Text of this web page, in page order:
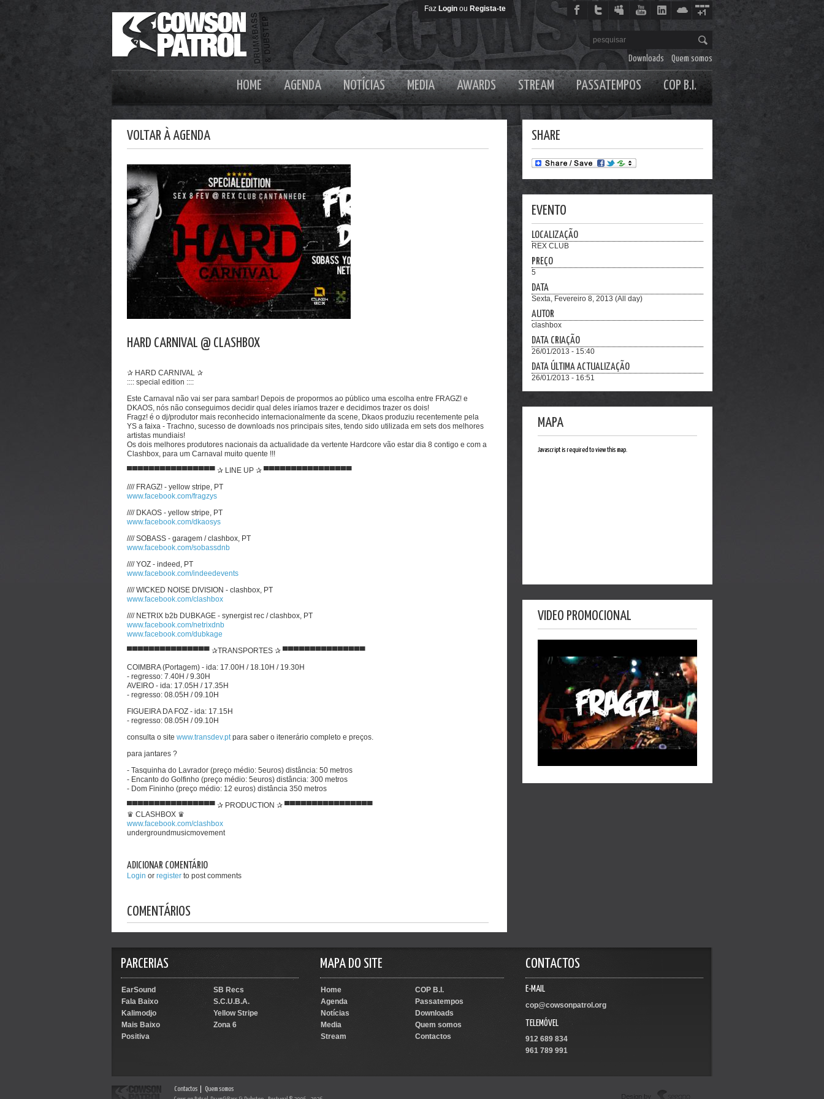
Faz Login ou Regista-te
Downloads Quem somos
HOME AGENDA NOTÍCIAS MEDIA AWARDS STREAM PASSATEMPOS COP B.I.
VOLTAR À AGENDA
HARD CARNIVAL @ CLASHBOX
✰ HARD CARNIVAL ✰
:::: special edition ::::
Este Carnaval não vai ser para sambar! Depois de propormos ao público uma escolha entre FRAGZ! e
DKAOS, nós não conseguimos decidir qual deles iríamos trazer e decidimos trazer os dois!
Fragz! é o dj/produtor mais reconhecido internacionalmente da scene, Dkaos produziu recentemente pela
YS a faixa - Trachno, sucesso de downloads nos principais sites, tendo sido utilizada em sets dos melhores
artistas mundiais!
Os dois melhores produtores nacionais da actualidade da vertente Hardcore vão estar dia 8 contigo e com a
Clashbox, para um Carnaval muito quente !!!
▀▀▀▀▀▀▀▀▀▀▀▀▀▀▀▀ ✰ LINE UP ✰ ▀▀▀▀▀▀▀▀▀▀▀▀▀▀▀▀
//// FRAGZ! - yellow stripe, PT
www.facebook.com/fragzys
//// DKAOS - yellow stripe, PT
www.facebook.com/dkaosys
//// SOBASS - garagem / clashbox, PT
www.facebook.com/sobassdnb
//// YOZ - indeed, PT
www.facebook.com/indeedevents
//// WICKED NOISE DIVISION - clashbox, PT
www.facebook.com/clashbox
//// NETRIX b2b DUBKAGE - synergist rec / clashbox, PT
www.facebook.com/netrixdnb
www.facebook.com/dubkage
▀▀▀▀▀▀▀▀▀▀▀▀▀▀▀ ✰TRANSPORTES ✰ ▀▀▀▀▀▀▀▀▀▀▀▀▀▀▀
COIMBRA (Portagem) - ida: 17.00H / 18.10H / 19.30H
- regresso: 7.40H / 9.30H
AVEIRO - ida: 17.05H / 17.35H
- regresso: 08.05H / 09.10H
FIGUEIRA DA FOZ - ida: 17.15H
- regresso: 08.05H / 09.10H
consulta o site www.transdev.pt para saber o itenerário completo e preços.
para jantares ?
- Tasquinha do Lavrador (preço médio: 5euros) distância: 50 metros
- Encanto do Golfinho (preço médio: 5euros) distância: 300 metros
- Dom Fininho (preço médio: 12 euros) distância 350 metros
▀▀▀▀▀▀▀▀▀▀▀▀▀▀▀▀ ✰ PRODUCTION ✰ ▀▀▀▀▀▀▀▀▀▀▀▀▀▀▀▀
♛ CLASHBOX ♛
www.facebook.com/clashbox
undergroundmusicmovement
ADICIONAR COMENTÁRIO
Login or register to post comments
COMENTÁRIOS
SHARE
EVENTO
LOCALIZAÇÃO
REX CLUB
PREÇO
5
DATA
Sexta, Fevereiro 8, 2013 (All day)
AUTOR
clashbox
DATA CRIAÇÃO
26/01/2013 - 15:40
DATA ÚLTIMA ACTUALIZAÇÃO
26/01/2013 - 16:51
MAPA
Javascript is required to view this map.
VIDEO PROMOCIONAL
PARCERIAS
EarSound
SB Recs
Fala Baixo
S.C.U.B.A.
Kalimodjo
Yellow Stripe
Mais Baixo
Zona 6
Positiva
MAPA DO SITE
Home
COP B.I.
Agenda
Passatempos
Notícias
Downloads
Media
Quem somos
Stream
Contactos
CONTACTOS
E-MAIL
cop@cowsonpatrol.org
TELEMÓVEL
912 689 834
961 789 991
Contactos
Quem somos